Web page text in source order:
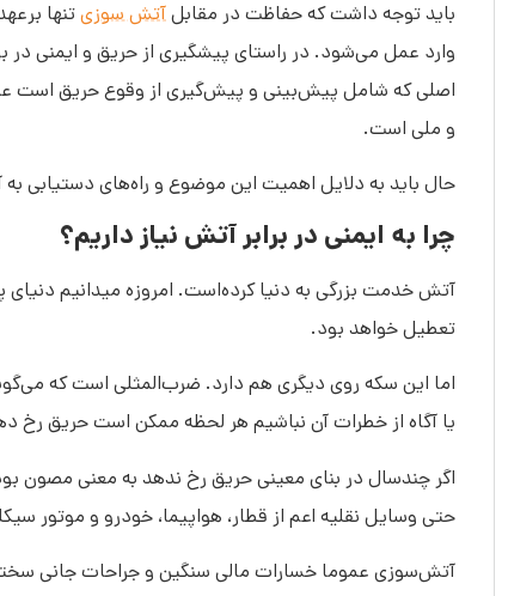
باید توجه داشت که حفاظت در مقابلآتش سوزیتنها
وارد عمل می‌شود. در راستای پیشگیری از حریق و ایمنی در
اصلی که شامل پیش‌بینی و پیش‌گیری از وقوع حریق است
و ملی است.
حال باید به دلایل اهمیت این موضوع و راه‌های دستیابی
چرا به ایمنی در برابر آتش نیاز داریم؟
آتش خدمت بزرگی به دنیا کرده‌‌است. امروزه میدانیم
تعطیل خواهد بود.
اما این سکه روی دیگری هم دارد. ضرب‌المثلی است که
یا آگاه از خطرات آن نباشیم هر لحظه ممکن است حریق رخ
اگر چندسال در بنای معینی حریق رخ ندهد به معنی مصون
حتی وسایل نقلیه اعم از قطار، هواپیما، خودرو و موتور
آتش‌سوزی عموما خسارات مالی سنگین و جراحات جانی